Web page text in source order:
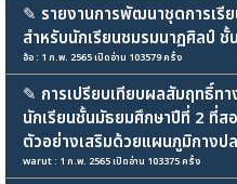
✎ รายงานการพัฒนาชุดการเรีย
สำหรับนักเรียนชมรมนาฏศิลป์
อ้อ : 1 ก.พ. 2565 เปิดอ่าน 103579 ครั้ง
✎ การเปรียบเทียบผลสัมฤทธิ์ท
นักเรียนชั้นมัธยมศึกษาปีที่ 2 ที่
ตัวอย่างเสริมด้วยแผนภูมิกางป
warut : 1 ก.พ. 2565 เปิดอ่าน 103375 ครั้ง